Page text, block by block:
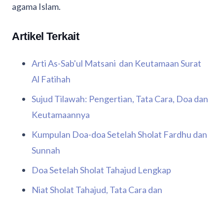
agama Islam.
Artikel Terkait
Arti As-Sab'ul Matsani dan Keutamaan Surat
Al Fatihah
Sujud Tilawah: Pengertian, Tata Cara, Doa dan
Keutamaannya
Kumpulan Doa-doa Setelah Sholat Fardhu dan
Sunnah
Doa Setelah Sholat Tahajud Lengkap
Niat Sholat Tahajud, Tata Cara dan